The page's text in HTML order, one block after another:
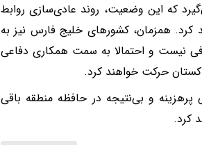
که این وضعیت، روند عادی‌سازی روابط
کرد. همزمان، کشورهای خلیج فارس نیز به
نیست و احتمالا به سمت همکاری دفاعی
حرکت خواهند کرد.
و بی‌نتیجه در حافظه منطقه باقی
کرد.